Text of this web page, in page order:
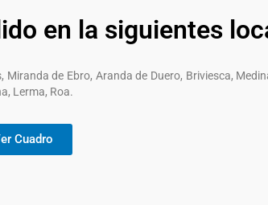
en la siguientes
Miranda de Ebro, Aranda de Duero, Briviesca,
Lerma, Roa.
Cuadro